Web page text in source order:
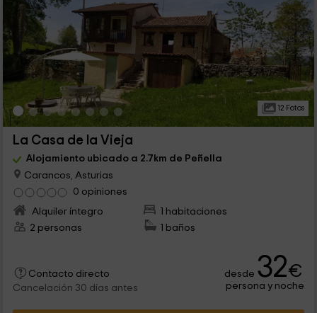
12 Fotos
La Casa de la Vieja
Alojamiento ubicado a 2.7km de Peñella
Carancos, Asturias
0 opiniones
Alquiler íntegro
1 habitaciones
2 personas
1 baños
Contacto directo
Cancelación 30 días antes
desde 32€
persona y noche